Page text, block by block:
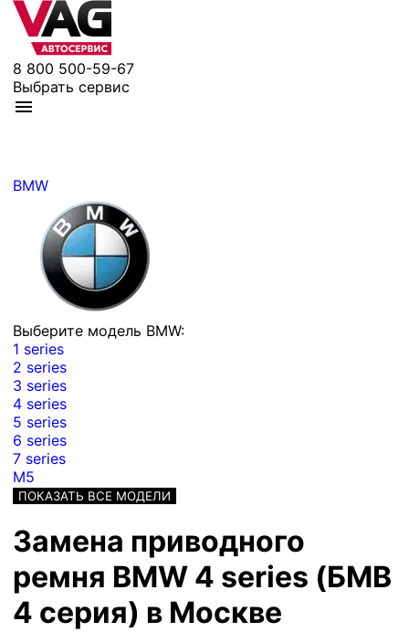
8 800 500-59-67
Выбрать сервис
BMW
Выберите модель BMW:
1 series
2 series
3 series
4 series
5 series
6 series
7 series
M5
ПОКАЗАТЬ ВСЕ МОДЕЛИ
Замена приводного
ремня BMW 4 series (БМВ
4 серия) в Москве